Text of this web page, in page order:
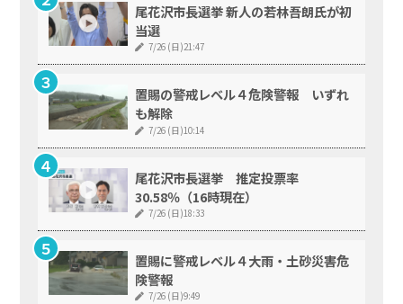
尾花沢市長選挙 新人の若林吾朗氏が初
当選
7/26 (日)21:47
置賜の警戒レベル４危険警報 いずれ
も解除
7/26 (日)10:14
尾花沢市長選挙 推定投票率
30.58％（16時現在）
7/26 (日)18:33
置賜に警戒レベル４大雨・土砂災害危
険警報
7/26 (日)9:49